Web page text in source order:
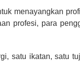
menayangkan
profesi, para
satu ikatan, satu